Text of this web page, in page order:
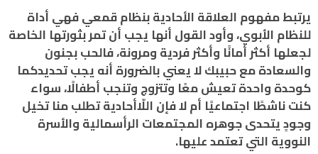
يرتبط مفهوم العلاقة الأحادية بنظام قمعي فهي أداة
للنظام الأبوي، وأود القول أنها يجب أن تمر بثورتها الخاصة
لجعلها أكثر أمانًا وأكثر فردية ومرونة، فالحب بجنون
والسعادة مع حبيبك لا يعني بالضرورة أنه يجب تحديدكما
كوحدة واحدة تعيش معًا وتتزوج وتنجب أطفالًا، سواء
كنت ناشطًا اجتماعيًا أم لا فإن اللّاأحادية تطلب منا تخيل
وجودٍ يتحدى جوهره المجتمعات الرأسمالية والأسرة
النووية التي تعتمد عليها.